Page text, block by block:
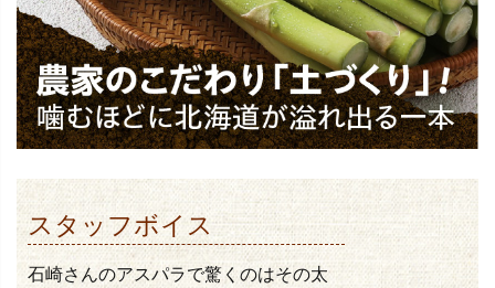
スタッフボイス
石崎さんのアスパラで驚くのはその太